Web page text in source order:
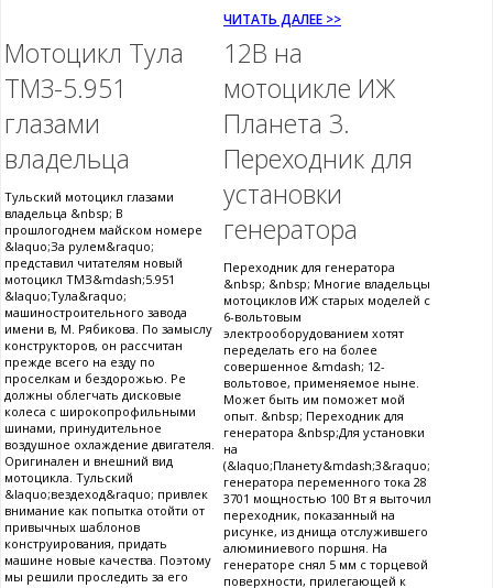
ЧИТАТЬ ДАЛЕЕ >>
Мотоцикл Тула
ТМЗ-5.951
глазами
владельца
Тульский мотоцикл глазами
владельца &nbsp; В
прошлогоднем майском номере
&laquo;За рулем&raquo;
представил читателям новый
мотоцикл ТМЗ&mdash;5.951
&laquo;Тула&raquo;
машиностроительного завода
имени в, М. Рябикова. По замыслу
конструкторов, он рассчитан
прежде всего на езду по
проселкам и бездорожью. Ре
должны облегчать дисковые
колеса с широкопрофильными
шинами, принудительное
воздушное охлаждение двигателя.
Оригинален и внешний вид
мотоцикла. Тульский
&laquo;вездеход&raquo; привлек
внимание как попытка отойти от
привычных шаблонов
конструирования, придать
машине новые качества. Поэтому
мы решили проследить за его
12В на
мотоцикле ИЖ
Планета 3.
Переходник для
установки
генератора
Переходник для генератора
&nbsp; &nbsp; Многие владельцы
мотоциклов ИЖ старых моделей с
6-вольтовым
электрооборудованием хотят
переделать его на более
совершенное &mdash; 12-
вольтовое, применяемое ныне.
Может быть им поможет мой
опыт. &nbsp; Переходник для
генератора &nbsp;Для установки
на
(&laquo;Планету&mdash;3&raquo;
генератора переменного тока 28
3701 мощностью 100 Вт я выточил
переходник, показанный на
рисунке, из днища отслужившего
алюминиевого поршня. На
генераторе снял 5 мм с торцевой
поверхности, прилегающей к